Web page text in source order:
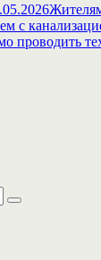
с
проводить
Поиск